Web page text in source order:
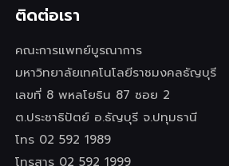
ติดต่อเรา
คณะการแพทย์บูรณาการ
มหาวิทยาลัยเทคโนโลยีราชมงคลธัญบุรี
เลขที่ 8 พหลโยธิน 87 ซอย 2
ต.ประชาธิปัตย์ อ.ธัญบุรี จ.ปทุมธานี
โทร 02 592 1989
โทรสาร 02 592 1999